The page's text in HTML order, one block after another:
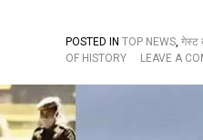
POSTED IN TOP NEWS, गेस्ट
OF HISTORY
LEAVE A